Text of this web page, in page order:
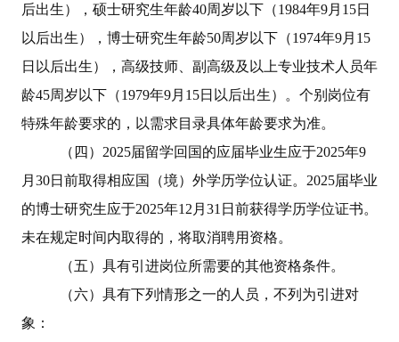
后出生），硕士研究生年龄40周岁以下（1984年9月 15日
以后出生），博士研究生年龄50周岁以下（1974年9月 15
日以后出生），高级技师、副高级及以上专业技术人员年
龄45周岁以下（1979年9月 15日以后出生）。个别岗位有
特殊年龄要求的，以需求目录具体年龄要求为准。
（四） 2025届留学回国的应届毕业生应于2025年9
月 30日前取得相应国（境）外学历学位认证。 2025届毕业
的博士研究生应于2025年12 月 31 日前获得学历学位证书。
未在规定时间内取得的，将取消聘用资格。
（五）具有引进岗位所需要的其他资格条件。
（六）具有下列情形之一的人员，不列为引进对
象：